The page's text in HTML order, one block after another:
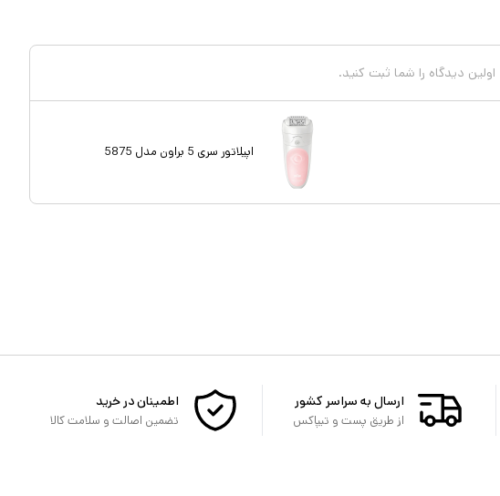
اولین دیدگاه را شما ثبت کنید.
اپیلاتور سری 5 براون مدل 5875
ارسال به سراسر کشور
از طریق پست و تیپاکس
اطمینان در خرید
تضمین اصالت و سلامت کالا